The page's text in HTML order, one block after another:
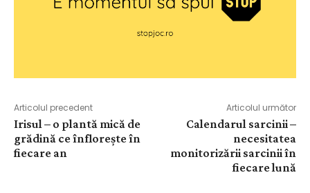
Articolul precedent
Irisul – o plantă mică de
grădină ce înflorește în
fiecare an
Articolul următor
Calendarul sarcinii –
necesitatea
monitorizării sarcinii în
fiecare lună